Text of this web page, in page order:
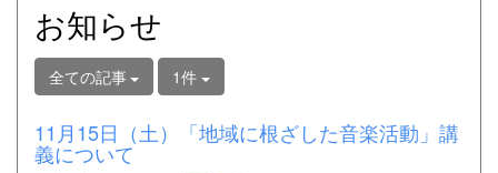
お知らせ
全ての記事 1件
11月15日（土）「地域に根ざした音楽活動」講
義について